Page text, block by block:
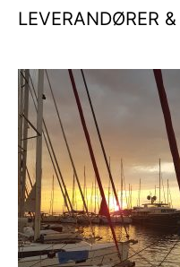
LEVERANDØRER